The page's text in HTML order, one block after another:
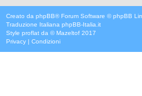
Creato da phpBB® Forum Software © phpBB
Traduzione Italiana phpBB-Italia.it
Style proflat da ©Mazeltof 2017
Privacy | Condizioni